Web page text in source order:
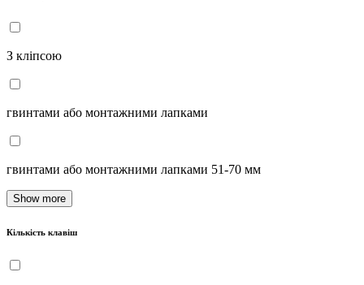
З кліпсою
гвинтами або монтажними лапками
гвинтами або монтажними лапками 51-70 мм
Show more
Кількість клавіш